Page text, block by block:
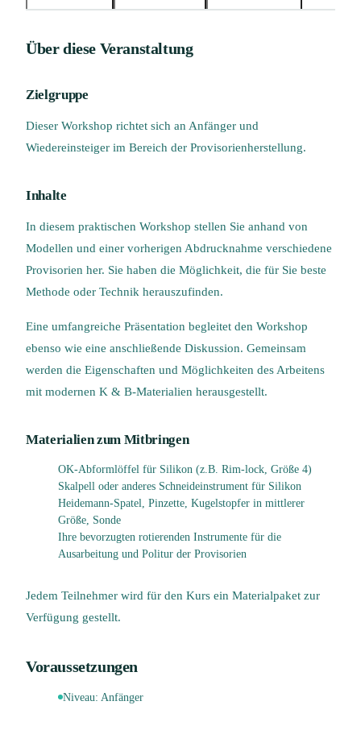
Über diese Veranstaltung
Zielgruppe
Dieser Workshop richtet sich an Anfänger und
Wiedereinsteiger im Bereich der Provisorienherstellung.
Inhalte
In diesem praktischen Workshop stellen Sie anhand von
Modellen und einer vorherigen Abdrucknahme verschiedene
Provisorien her. Sie haben die Möglichkeit, die für Sie beste
Methode oder Technik herauszufinden.
Eine umfangreiche Präsentation begleitet den Workshop
ebenso wie eine anschließende Diskussion. Gemeinsam
werden die Eigenschaften und Möglichkeiten des Arbeitens
mit modernen K & B-Materialien herausgestellt.
Materialien zum Mitbringen
OK-Abformlöffel für Silikon (z.B. Rim-lock, Größe 4)
Skalpell oder anderes Schneideinstrument für Silikon
Heidemann-Spatel, Pinzette, Kugelstopfer in mittlerer
Größe, Sonde
Ihre bevorzugten rotierenden Instrumente für die
Ausarbeitung und Politur der Provisorien
Jedem Teilnehmer wird für den Kurs ein Materialpaket zur
Verfügung gestellt.
Voraussetzungen
Niveau: Anfänger